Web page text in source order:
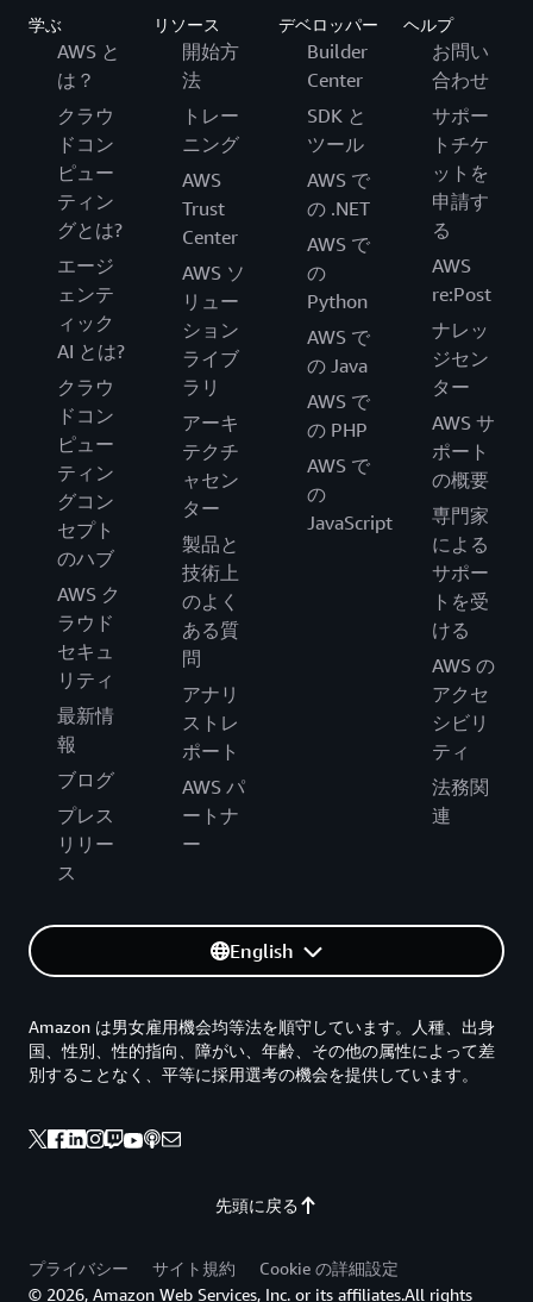
学ぶ
AWS と
は？
クラウ
ドコン
ピュー
ティン
グとは?
エージ
ェンテ
ィック
AI とは?
クラウ
ドコン
ピュー
ティン
グコン
セプト
のハブ
AWS ク
ラウド
セキュ
リティ
最新情
報
ブログ
プレス
リリー
ス
リソース
開始方
法
トレー
ニング
AWS
Trust
Center
AWS ソ
リュー
ション
ライブ
ラリ
アーキ
テクチ
ャセン
ター
製品と
技術上
のよく
ある質
問
アナリ
ストレ
ポート
AWS パ
ートナ
ー
デベロッパー
Builder
Center
SDK と
ツール
AWS で
の .NET
AWS で
の
Python
AWS で
の Java
AWS で
の PHP
AWS で
の
JavaScript
ヘルプ
お問い
合わせ
サポー
トチケ
ットを
申請す
る
AWS
re:Post
ナレッ
ジセン
ター
AWS サ
ポート
の概要
専門家
による
サポー
トを受
ける
AWS の
アクセ
シビリ
ティ
法務関
連
English
先頭に戻る
Amazon は男女雇用機会均等法を順守しています。人種、出身
国、性別、性的指向、障がい、年齢、その他の属性によって差
別することなく、平等に採用選考の機会を提供しています。
プライバシー サイト規約
Cookie の詳細設定
© 2026, Amazon Web Services, Inc. or its affiliates.All rights